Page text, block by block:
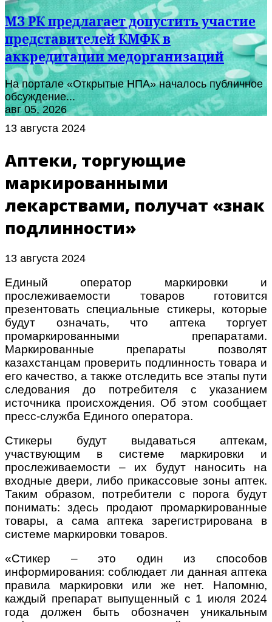
МЗ РК предлагает допустить участие
представителей КМФК в
аккредитации медорганизаций
На портале «Открытые НПА» началось публичное
обсуждение...
авг 05, 2026
13 августа 2024
Аптеки, торгующие
маркированными
лекарствами, получат «знак
подлинности»
13 августа 2024
Единый оператор маркировки и
прослеживаемости товаров готовится
презентовать специальные стикеры, которые
будут означать, что аптека торгует
промаркированными препаратами.
Маркированные препараты позволят
казахстанцам проверить подлинность товара и
его качество, а также отследить все этапы пути
следования до потребителя с указанием
источника происхождения. Об этом сообщает
пресс-служба Единого оператора.
Стикеры будут выдаваться аптекам,
участвующим в системе маркировки и
прослеживаемости – их будут наносить на
входные двери, либо прикассовые зоны аптек.
Таким образом, потребители с порога будут
понимать: здесь продают промаркированные
товары, а сама аптека зарегистрирована в
системе маркировки товаров.
«Стикер – это один из способов
информирования: соблюдает ли данная аптека
правила маркировки или же нет. Напомню,
каждый препарат выпущенный с 1 июля 2024
года должен быть обозначен уникальным